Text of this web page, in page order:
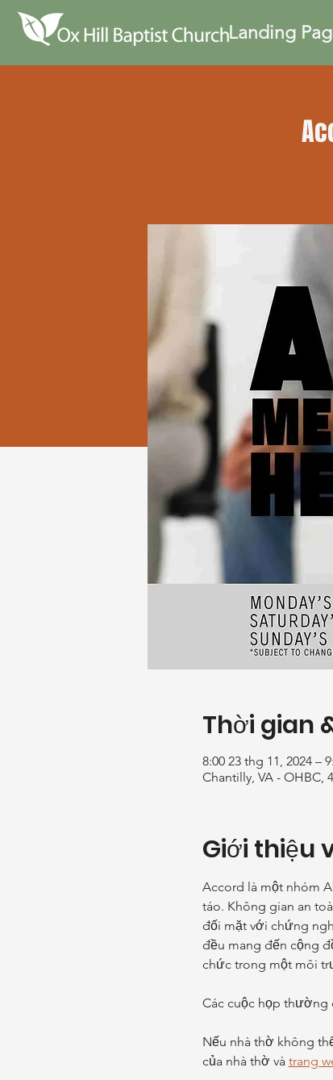
Landing
Thời gian
8:00 23 thg 11, 2024 –
Chantilly, VA - OHBC,
Giới thiệu
Accord là một nhóm
táo. Không gian an
đối mặt với chứng
đều mang đến cộng
chức trong một môi
Các cuộc họp thường
Nếu nhà thờ không
của nhà thờ và trang